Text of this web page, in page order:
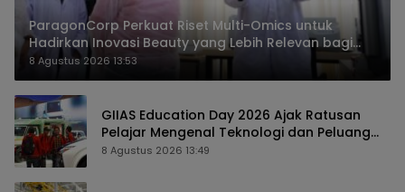
ParagonCorp Perkuat Riset Multi-Omics untuk
Hadirkan Inovasi Beauty yang Lebih Relevan bagi
Masyarakat Indonesia
8 Agustus 2026 13:53
GIIAS Education Day 2026 Ajak Ratusan
Pelajar Mengenal Teknologi dan Peluang
Karier Industri Otomotif
8 Agustus 2026 13:49